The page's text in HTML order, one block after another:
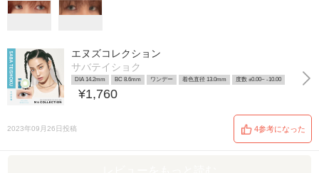
エヌズコレクション
サバテイショク
DIA 14.2mm BC 8.6mm ワンデー 着色直径 13.0mm 度数 ±0.00~ -10.00
¥1,760
2023年09月26日投稿 4参考になった